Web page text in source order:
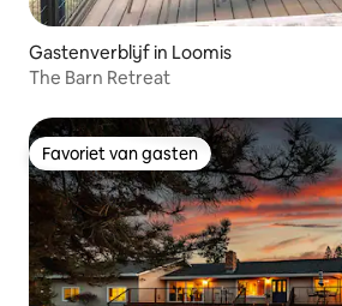
Gastenverblijf in Loomis
The Barn Retreat
Favoriet van gasten
Favoriet van gasten